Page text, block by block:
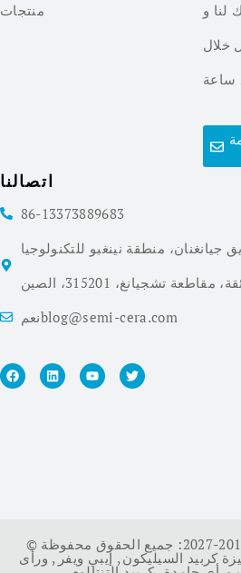
منتجات
لنا و
خلال
اتصالنا
86-13373889683
طريق جيانغنان، منطقة نينغبو للتكنولوجيا
مقاطعة تشجيانغ، 315201، الصين
نعمblog@semi-cera.com
كربيد السيليكون, إيبي ويفر, ورأى